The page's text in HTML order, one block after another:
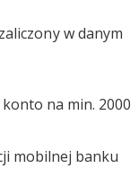
w danym
na min. 2000
mobilnej banku